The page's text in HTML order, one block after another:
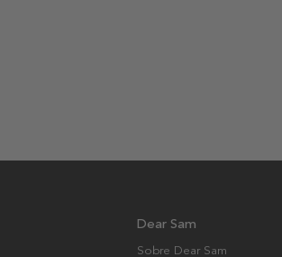
Dear Sam
Sobre Dear Sam